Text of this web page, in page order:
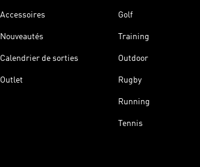
Accessoires
Nouveautés
Calendrier de sorties
Outlet
Golf
Training
Outdoor
Rugby
Running
Tennis